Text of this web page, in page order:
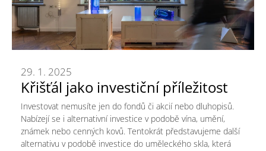
Křišťál jako investiční příležitost
29. 1. 2025
Investovat nemusíte jen do fondů či akcií nebo dluhopisů.
Nabízejí se i alternativní investice v podobě vína, umění,
známek nebo cenných kovů. Tentokrát představujeme další
alternativu v podobě investice do uměleckého skla, která